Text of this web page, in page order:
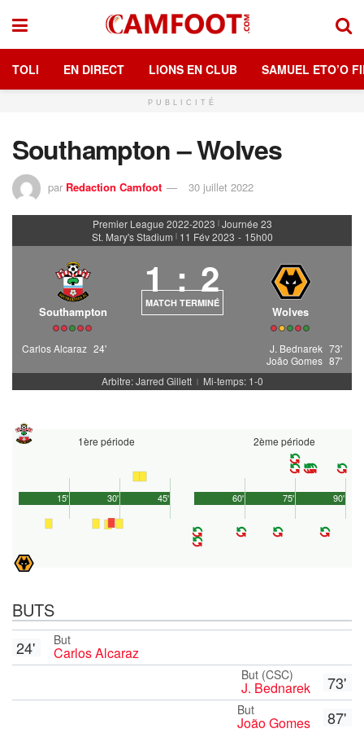
TOLI EN DIRECT LIONS EN CLUB SAMUEL ETO’O
PUBLICITÉ
Southampton – Wolves
par Redaction Camfoot 30 juillet 2022
Premier League 2022-2023 | Journée 23
St. Mary's Stadium | 11 Fév 2023 - 15h00
Southampton
1 : 2
MATCH TERMINÉ
Wolves
Carlos Alcaraz 24' J. Bednarek 73'
João Gomes 87'
Arbitre: Jarred Gillett | Mi-temps: 1-0
1ère période
45'
15' 30'
2ème période
90'
60' 75'
BUTS
But
Carlos Alcaraz
24'
73'
But (CSC)
J. Bednarek
87'
But
João Gomes